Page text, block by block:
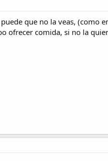
que no la veas, (como
ofrecer comida, si no la